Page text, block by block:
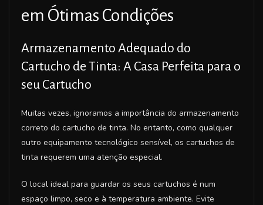
em Ótimas Condições
Armazenamento Adequado do
Cartucho de Tinta: A Casa Perfeita para o
seu Cartucho
Muitas vezes, ignoramos a importância do armazenamento
correto do cartucho de tinta. No entanto, como qualquer
outro equipamento tecnológico sensível, os cartuchos de
tinta requerem uma atenção especial.
O local ideal para guardar os seus cartuchos é num
espaço limpo, seco e à temperatura ambiente. Evite